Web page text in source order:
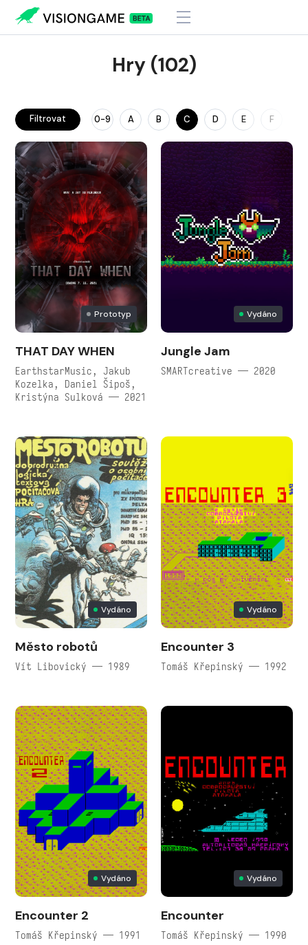
Hry (102)
Filtrovat 0-9 A B C D E F
Prototyp
THAT DAY WHEN
EarthstarMusic, Jakub
Kozelka, Daniel Šipoš,
Kristýna Sulková — 2021
Vydáno
Jungle Jam
SMARTcreative — 2020
Vydáno
Město robotů
Vít Libovický — 1989
Vydáno
Encounter 3
Tomáš Křepinský — 1992
Vydáno
Encounter 2
Tomáš Křepinský — 1991
Vydáno
Encounter
Tomáš Křepinský — 1990